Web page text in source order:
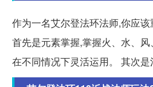
作为一名艾尔登法环法师,你应
首先是元素掌握,掌握火、水、
在不同情况下灵活运用。 其次是